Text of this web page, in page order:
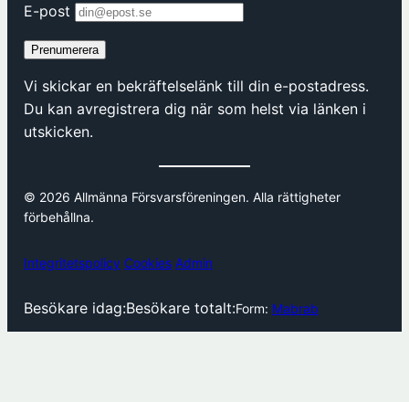
E-post
Prenumerera
Vi skickar en bekräftelselänk till din e-postadress.
Du kan avregistrera dig när som helst via länken i
utskicken.
© 2026 Allmänna Försvarsföreningen. Alla rättigheter
förbehållna.
Integritetspolicy Cookies Admin
Besökare idag:Besökare totalt:Form: Mabrab